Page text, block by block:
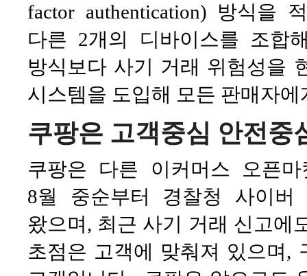
factor authentication) 방식을
다른 2개의 디바이스를 조합
방식보다 사기 거래 위험성을
시스템을 도입해 모든 판매자
쿠팡은 고객중심 안전중
쿠팡은 다른 이커머스 오픈
8월 중순부터 경찰청 사이버
왔으며, 최근 사기 거래 신고에
초점은 고객에 맞춰져 있으며,